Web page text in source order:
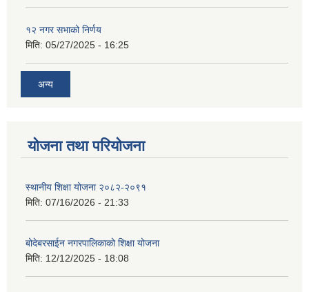
१२ नगर सभाको निर्णय
मिति: 05/27/2025 - 16:25
अन्य
योजना तथा परियोजना
स्थानीय शिक्षा योजना २०८२-२०९१
मिति: 07/16/2026 - 21:33
बोदेबरसाईन नगरपालिकाको शिक्षा योजना
मिति: 12/12/2025 - 18:08